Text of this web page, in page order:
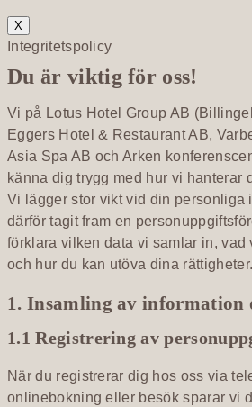
X
Integritetspolicy
Du är viktig för oss!
Vi på Lotus Hotel Group AB
Eggers Hotel & Restaurant AB,
Asia Spa AB och Arken
känna dig trygg med hur vi hanterar
Vi lägger stor vikt vid din personliga
därför tagit fram en
förklara vilken data vi samlar in, vad
och hur du kan utöva dina rättigheter.
1. Insamling av information
1.1 Registrering av
När du registrerar dig hos oss via
onlinebokning eller besök sparar vi